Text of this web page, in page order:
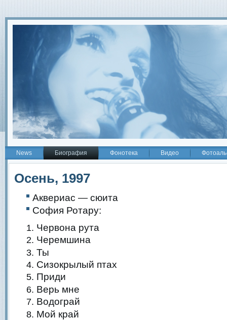
News Биография Фонотека Видео
Осень, 1997
Аквериас — сюита
София Ротару:
Червона рута
Черемшина
Ты
Сизокрылый птах
Приди
Верь мне
Водограй
Мой край